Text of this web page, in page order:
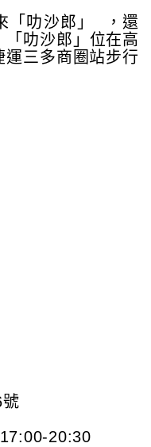
「叻沙郎」 ，還
叻沙郎」位在高
三多商圈站步行
20:30